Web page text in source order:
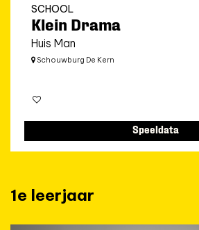
Klein Drama
Huis Man
SCHOOL
Schouwburg De Kern
Speeldata
1e leerjaar